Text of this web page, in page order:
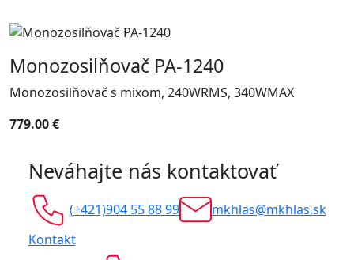
Monozosilňovač PA-1240
Monozosilňovač s mixom, 240WRMS, 340WMAX
779.00 €
Neváhajte nás kontaktovať
(+421)904 55 88 99
mkhlas@mkhlas.sk
Kontakt